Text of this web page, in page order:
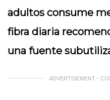
adultos consume
fibra diaria
una fuente
ADVERTISEMENT -